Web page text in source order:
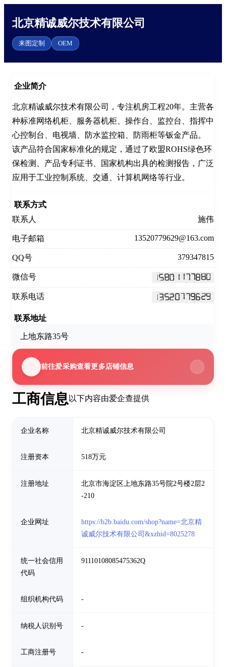
北京精诚威尔技术有限公司
来图定制 OEM
工商信息 以下内容由爱企查提供
企业名称 北京精诚威尔技术有限公司
注册资本 518万元
注册地址
北京市海淀区上地东路35号院2号楼2层2
-210
企业网址
https://b2b.baidu.com/shop?name=北京精
诚威尔技术有限公司&xzhid=8025278
统一社会信用
代码
91110108085475362Q
组织机构代码 -
纳税人识别号 -
工商注册号 -
企业简介
北京精诚威尔技术有限公司，专注机房工程20年。主营各
种标准网络机柜、服务器机柜、操作台、监控台、指挥中
心控制台、电视墙、防水监控箱、防雨柜等钣金产品。
该产品符合国家标准化的规定，通过了欧盟ROHS绿色环
保检测、产品专利证书、国家机构出具的检测报告，广泛
应用于工业控制系统、交通、计算机网络等行业。
联系方式
联系人
施伟
电子邮箱 13520779629@163.com
QQ号 379347815
微信号
联系电话
联系地址
上地东路35号
前往爱采购查看更多店铺信息